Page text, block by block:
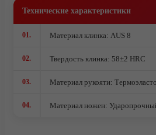
Комплектующие под
Ножи кованые из стали
Ножи из стали AUS10Co
Технические характеристики
01. Материал клинка: AUS 8
02. Твердость клинка: 58±2 HRC
03. Материал рукояти:
04. Материал ножен: